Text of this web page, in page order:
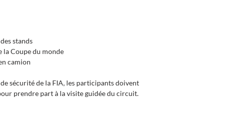
stands
la Coupe du monde
camion
sécurité de la FIA, les participants doivent
prendre part à la visite guidée du circuit.